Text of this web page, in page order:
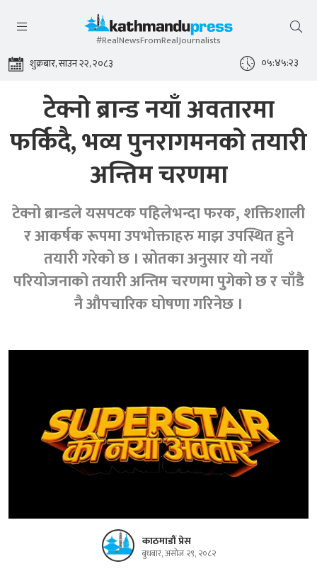
#RealNewsFromRealJournalists
शुक्रबार, साउन २२, २०८३ ०५:४५:२४
टेक्नो ब्रान्ड नयाँ अवतारमा
फर्किदै, भव्य पुनरागमनको तयारी
अन्तिम चरणमा
टेक्नो ब्रान्डले यसपटक पहिलेभन्दा फरक, शक्तिशाली
र आकर्षक रूपमा उपभोक्ताहरु माझ उपस्थित हुने
तयारी गरेको छ । स्रोतका अनुसार यो नयाँ
परियोजनाको तयारी अन्तिम चरणमा पुगेको छ र चाँडै
नै औपचारिक घोषणा गरिनेछ ।
काठमाडौं प्रेस
बुधबार, असोज २९, २०८२